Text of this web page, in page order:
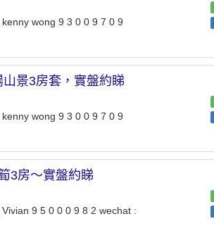
kenny wong 9 3 0 0 9 7 0 9
景3房套，實盤約睇
kenny wong 9 3 0 0 9 7 0 9
3房～實盤約睇
Vivian 9 5 0 0 0 9 8 2 wechat :